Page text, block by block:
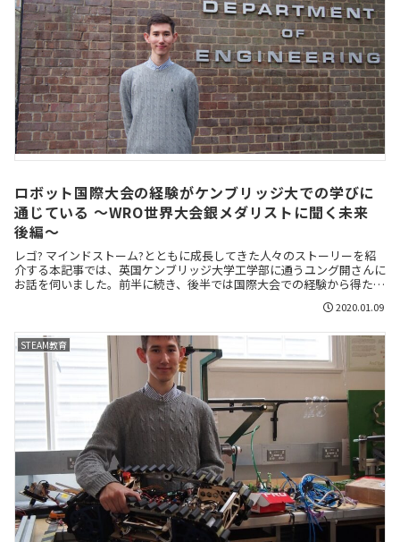
ロボット国際大会の経験がケンブリッジ大での学びに
通じている ～WRO世界大会銀メダリストに聞く未来
後編～
レゴ? マインドストーム?とともに成長してきた人々のストーリーを紹
介する本記事では、英国ケンブリッジ大学工学部に通うユング開さんに
お話を伺いました。前半に続き、後半では国際大会での経験から得た学
2020.01.09
STEAM教育